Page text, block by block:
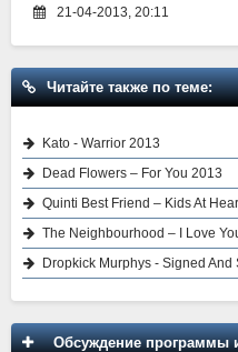
21-04-2013, 20:11
Читайте также по теме:
Kato - Warrior 2013
Dead Flowers – For You 2013
Quinti Best Friend – Kids At
The Neighbourhood – I Love
Dropkick Murphys - Signed
Обсуждение программы